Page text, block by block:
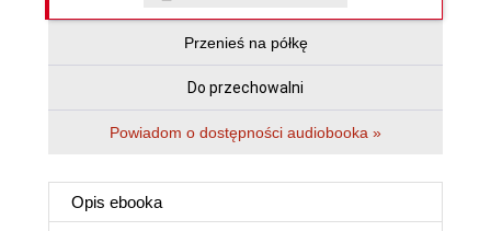
Przenieś na półkę
Do przechowalni
Powiadom o dostępności audiobooka »
Opis ebooka